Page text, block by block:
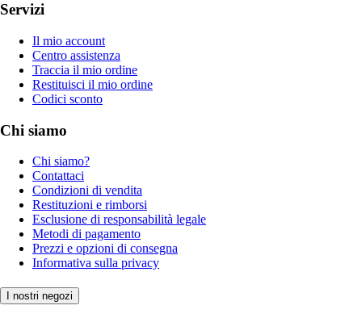
Servizi
Il mio account
Centro assistenza
Traccia il mio ordine
Restituisci il mio ordine
Codici sconto
Chi siamo
Chi siamo?
Contattaci
Condizioni di vendita
Restituzioni e rimborsi
Esclusione di responsabilità legale
Metodi di pagamento
Prezzi e opzioni di consegna
Informativa sulla privacy
I nostri negozi